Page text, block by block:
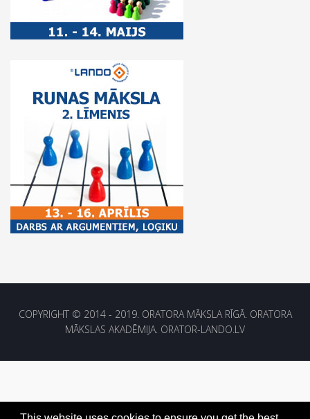
COPYRIGHT © 2014 - 2019. ORATORA MĀKSLA RĪGĀ. ORATORA
MĀKSLAS AKADĒMIJA. ORATOR-LANDO.LV